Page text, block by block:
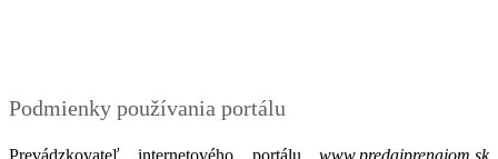
Podmienky používania portálu
Prevádzkovateľ internetového portálu www.predajprenajom.sk